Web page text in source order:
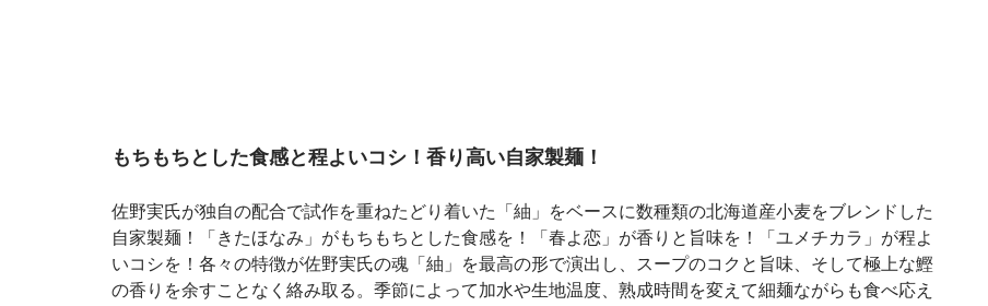
もちもちとした食感と程よいコシ！香り高い自家製麺！
佐野実氏が独自の配合で試作を重ねたどり着いた「紬」をベースに数種類の北海道産小麦をブレンドした
自家製麺！「きたほなみ」がもちもちとした食感を！「春よ恋」が香りと旨味を！「ユメチカラ」が程よ
いコシを！各々の特徴が佐野実氏の魂「紬」を最高の形で演出し、スープのコクと旨味、そして極上な鰹
の香りを余すことなく絡み取る。季節によって加水や生地温度、熟成時間を変えて細麺ながらも食べ応え